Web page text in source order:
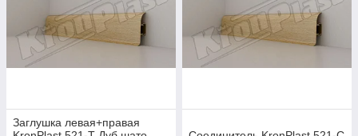
Заглушка левая+правая